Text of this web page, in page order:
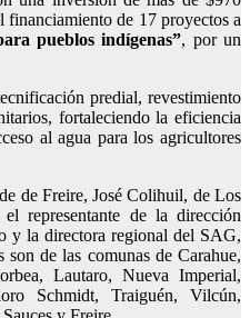
de 17 proyectos a
pueblos indígenas”, por un
predial, revestimiento
fortaleciendo la eficiencia
al agua para los agricultores
de Freire, José Colihuil, de Los
representante de la dirección
y la directora regional del SAG,
de las comunas de Carahue,
Lautaro, Nueva Imperial,
Schmidt, Traiguén, Vilcún,